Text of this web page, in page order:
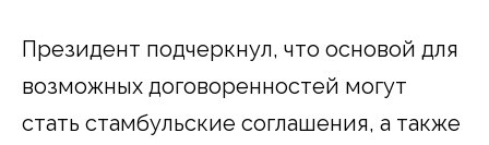
Президент подчеркнул, что основой для
возможных договоренностей могут
стать стамбульские соглашения, а также